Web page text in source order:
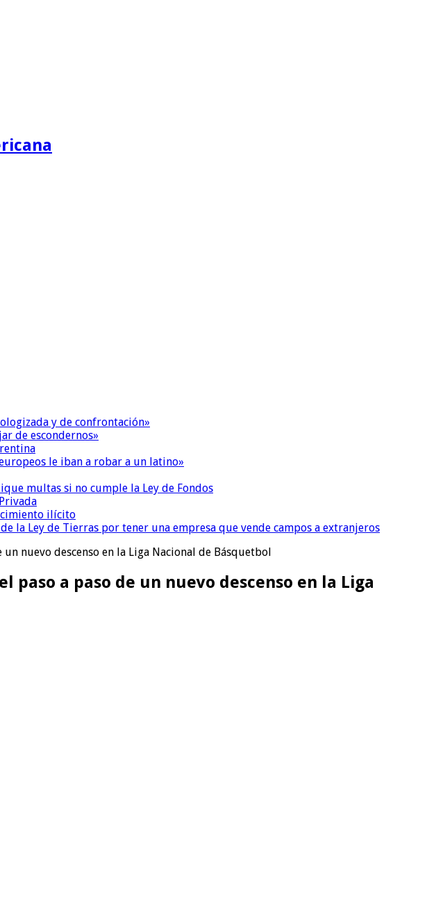
y de confrontación»
de escondernos»
le iban a robar a un latino»
multas si no cumple la Ley de Fondos
ilícito
la Ley de Tierras por tener una empresa que vende campos a extranjeros
nuevo descenso en la Liga Nacional de Básquetbol
a paso de un nuevo descenso en la Liga